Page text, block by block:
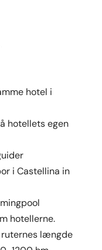
hotel i
hotellets egen
i Castellina in
hotellerne.
længde